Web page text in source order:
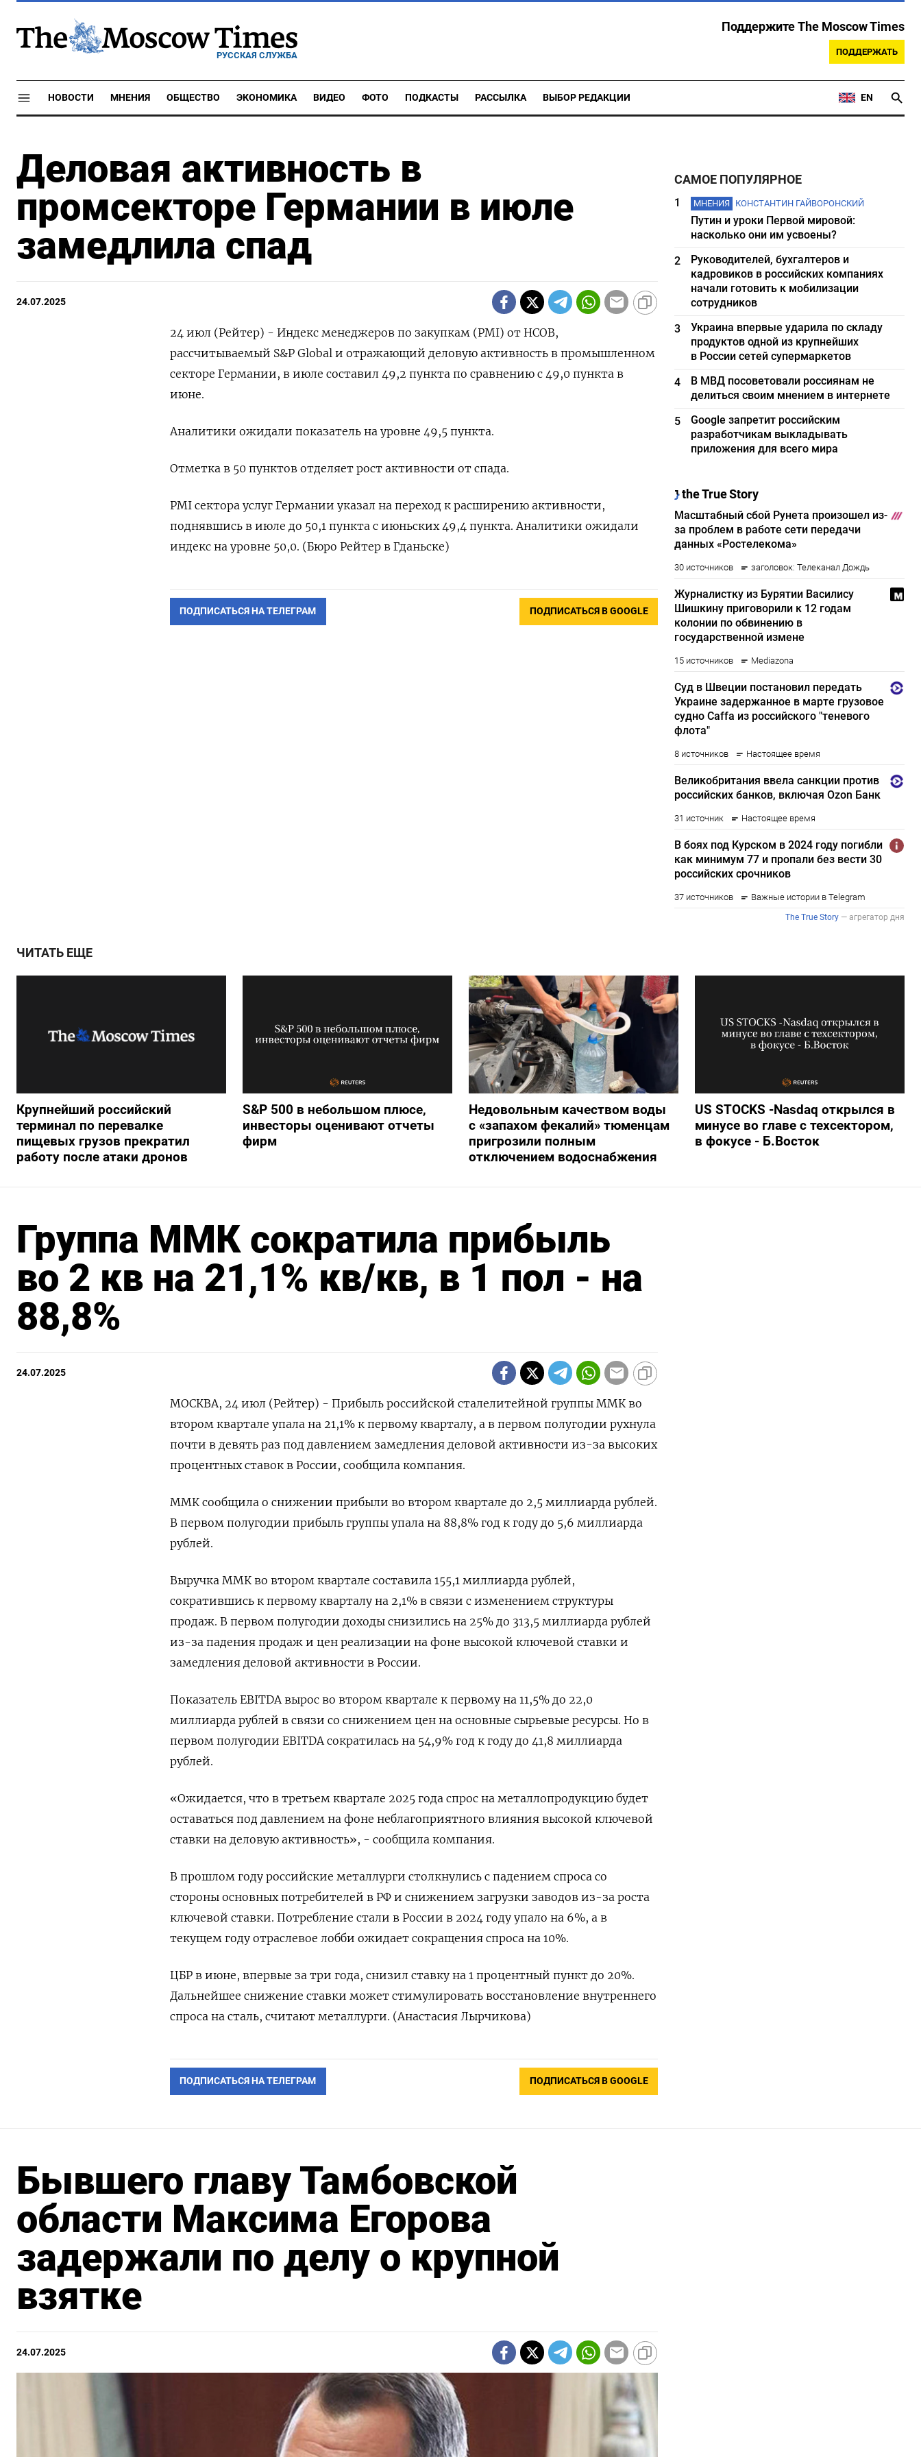
РУССКАЯ СЛУЖБА
Поддержите The Moscow Times
ПОДДЕРЖАТЬ
НОВОСТИ МНЕНИЯ ОБЩЕСТВО ЭКОНОМИКА ВИДЕО ФОТО ПОДКАСТЫ РАССЫЛКА ВЫБОР РЕДАКЦИИ EN
Деловая активность в
промсекторе Германии в июле
замедлила спад
24.07.2025
24 июл (Рейтер) - Индекс менеджеров по закупкам (PMI) от HCOB,
рассчитываемый S&P Global и отражающий деловую активность в промышленном
секторе Германии, в июле составил 49,2 пункта по сравнению с 49,0 пункта в
июне.
Аналитики ожидали показатель на уровне 49,5 пункта.
Отметка в 50 пунктов отделяет рост активности от спада.
PMI сектора услуг Германии указал на переход к расширению активности,
поднявшись в июле до 50,1 пункта с июньских 49,4 пункта. Аналитики ожидали
индекс на уровне 50,0. (Бюро Рейтер в Гданьске)
ПОДПИСАТЬСЯ НА ТЕЛЕГРАМ ПОДПИСАТЬСЯ В GOOGLE
САМОЕ ПОПУЛЯРНОЕ
1 МНЕНИЯ КОНСТАНТИН ГАЙВОРОНСКИЙ
Путин и уроки Первой мировой:
насколько они им усвоены?
2
Руководителей, бухгалтеров и
кадровиков в российских компаниях
начали готовить к мобилизации
сотрудников
3
Украина впервые ударила по складу
продуктов одной из крупнейших
в России сетей супермаркетов
4
В МВД посоветовали россиянам не
делиться своим мнением в интернете
5
Google запретит российским
разработчикам выкладывать
приложения для всего мира
ЧИТАТЬ ЕЩЕ
Крупнейший российский
терминал по перевалке
пищевых грузов прекратил
работу после атаки дронов
S&P 500 в небольшом плюсе,
инвесторы оценивают отчеты
фирм
Недовольным качеством воды
с «запахом фекалий» тюменцам
пригрозили полным
отключением водоснабжения
US STOCKS -Nasdaq открылся в
минусе во главе с техсектором,
в фокусе - Б.Восток
Группа ММК сократила прибыль
во 2 кв на 21,1% кв/кв, в 1 пол - на
88,8%
24.07.2025
МОСКВА, 24 июл (Рейтер) - Прибыль российской сталелитейной группы ММК во
втором квартале упала на 21,1% к первому кварталу, а в первом полугодии рухнула
почти в девять раз под давлением замедления деловой активности из-за высоких
процентных ставок в России, сообщила компания.
ММК сообщила о снижении прибыли во втором квартале до 2,5 миллиарда рублей.
В первом полугодии прибыль группы упала на 88,8% год к году до 5,6 миллиарда
рублей.
Выручка ММК во втором квартале составила 155,1 миллиарда рублей,
сократившись к первому кварталу на 2,1% в связи с изменением структуры
продаж. В первом полугодии доходы снизились на 25% до 313,5 миллиарда рублей
из-за падения продаж и цен реализации на фоне высокой ключевой ставки и
замедления деловой активности в России.
Показатель EBITDA вырос во втором квартале к первому на 11,5% до 22,0
миллиарда рублей в связи со снижением цен на основные сырьевые ресурсы. Но в
первом полугодии EBITDA сократилась на 54,9% год к году до 41,8 миллиарда
рублей.
«Ожидается, что в третьем квартале 2025 года спрос на металлопродукцию будет
оставаться под давлением на фоне неблагоприятного влияния высокой ключевой
ставки на деловую активность», - сообщила компания.
В прошлом году российские металлурги столкнулись с падением спроса со
стороны основных потребителей в РФ и снижением загрузки заводов из-за роста
ключевой ставки. Потребление стали в России в 2024 году упало на 6%, а в
текущем году отраслевое лобби ожидает сокращения спроса на 10%.
ЦБР в июне, впервые за три года, снизил ставку на 1 процентный пункт до 20%.
Дальнейшее снижение ставки может стимулировать восстановление внутреннего
спроса на сталь, считают металлурги. (Анастасия Лырчикова)
ПОДПИСАТЬСЯ НА ТЕЛЕГРАМ ПОДПИСАТЬСЯ В GOOGLE
Бывшего главу Тамбовской
области Максима Егорова
задержали по делу о крупной
взятке
24.07.2025